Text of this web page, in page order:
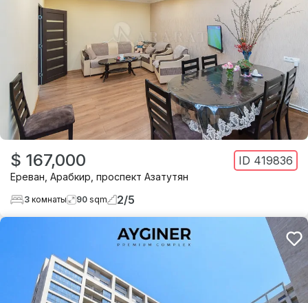
$ 167,000 ID 419836
Ереван Арабкир проспект Азатутян
3 комнаты 90 sqm 2/5